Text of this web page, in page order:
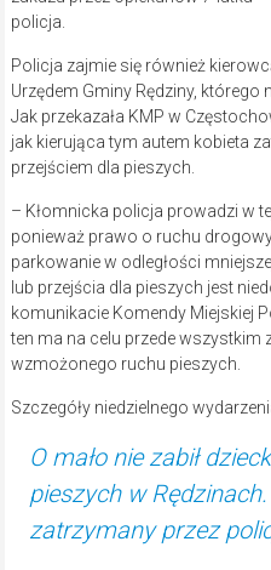
policja.
Policja zajmie się również
Urzędem Gminy Rędziny, którego
Jak przekazała KMP w
jak kierująca tym autem kobieta
przejściem dla pieszych.
– Kłomnicka policja prowadzi w
ponieważ prawo o ruchu
parkowanie w odległości
lub przejścia dla pieszych jest
komunikacie Komendy Miejskiej
ten ma na celu przede wszystkim
wzmożonego ruchu pieszych.
Szczegóły niedzielnego
O mało nie zabił
pieszych w
zatrzymany przez